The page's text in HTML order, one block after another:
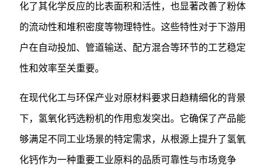
化了其化学反应的比表面积和活性，也显著改善了粉体
的流动性和堆积密度等物理特性。这些特性对于下游用
户在自动投加、管道输送、配方混合等环节的工艺稳定
性和效率至关重要。
在现代化工与环保产业对原材料要求日趋精细化的背景
下，氢氧化钙选粉机的作用愈发突出。它确保了产品能
够满足不同工业场景的特定需求，从根源上提升了氢氧
化钙作为一种重要工业原料的品质可靠性与市场竞争